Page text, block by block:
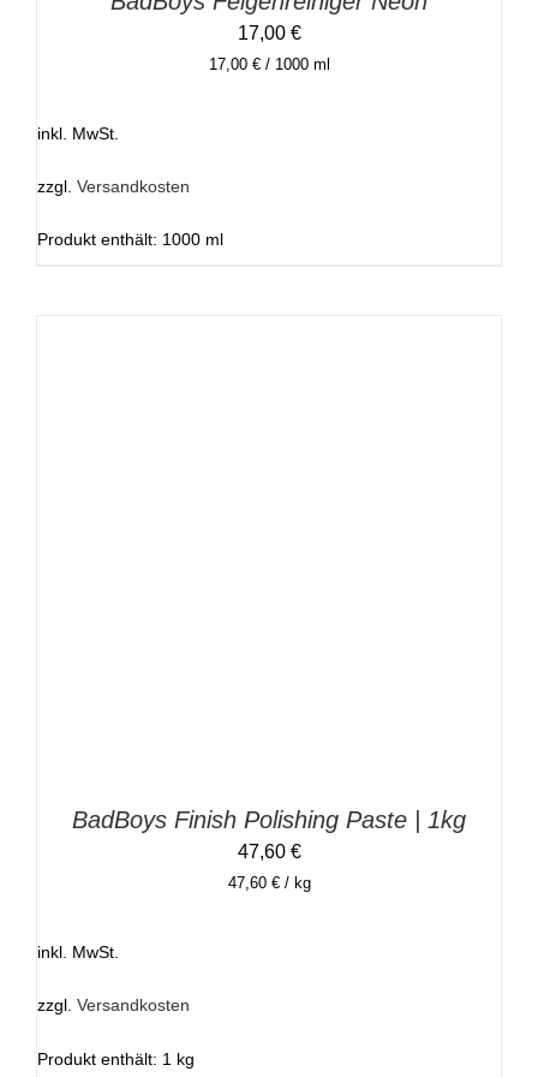
17,00 €
17,00 €/ 1000 ml
inkl. MwSt.
zzgl. Versandkosten
Produkt enthält: 1000 ml
BadBoys Finish Polishing Paste | 1kg
47,60 €
47,60 €/ kg
inkl. MwSt.
zzgl. Versandkosten
Produkt enthält: 1 kg